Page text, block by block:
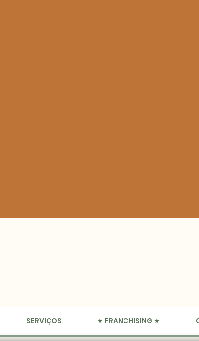
SERVIÇOS ★ FRANCHISING ★